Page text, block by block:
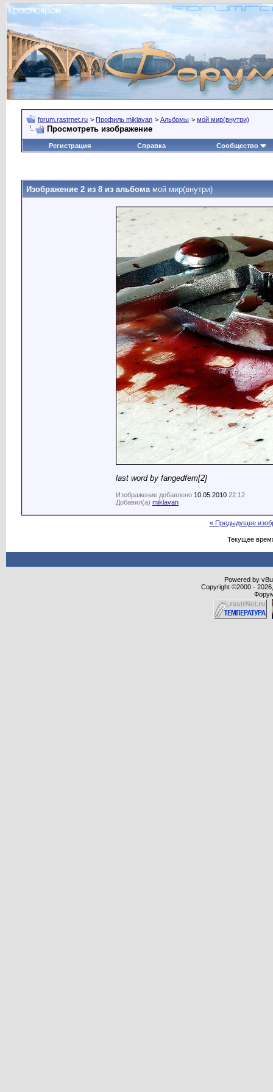
forum.rastrnet.ru > Профиль miklavan > Альбомы > мой мир(внутри)
Просмотреть изображение
Регистрация Справка Сообщество
Изображение 2 из 8 из альбома мой мир(внутри)
last word by fangedfem[2]
Изображение добавлено 10.05.2010 22:12
Добавил(а) miklavan
« Предыдущее
Текущее
Powered by
Copyright ©2000 -